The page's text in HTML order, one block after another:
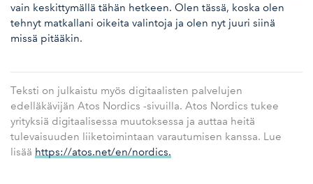
vain keskittymällä tähän hetkeen. Olen tässä, koska olen
tehnyt matkallani oikeita valintoja ja olen nyt juuri siinä
missä pitääkin.
Teksti on julkaistu myös digitaalisten palvelujen
edelläkävijän Atos Nordics -sivuilla. Atos Nordics tukee
yrityksiä digitaalisessa muutoksessa ja auttaa heitä
tulevaisuuden liiketoimintaan varautumisen kanssa. Lue
lisää https://atos.net/en/nordics.